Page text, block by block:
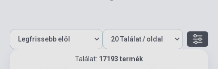
Találat: 17193 termék